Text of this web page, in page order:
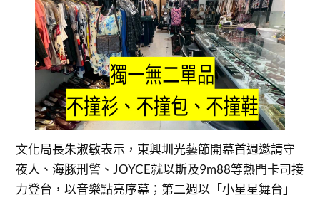
文化局長朱淑敏表示，東興圳光藝節開幕首週邀請守
夜人、海豚刑警、JOYCE就以斯及9m88等熱門卡司接
力登台，以音樂點亮序幕；第二週以「小星星舞台」